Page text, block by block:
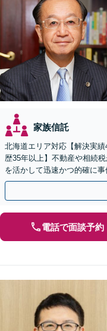
家族信託
北海道エリア対応【解決実
歴35年以上】不動産や相続
を活かして迅速かつ的確に
システムもお任せ【完全個
電話で面談予約